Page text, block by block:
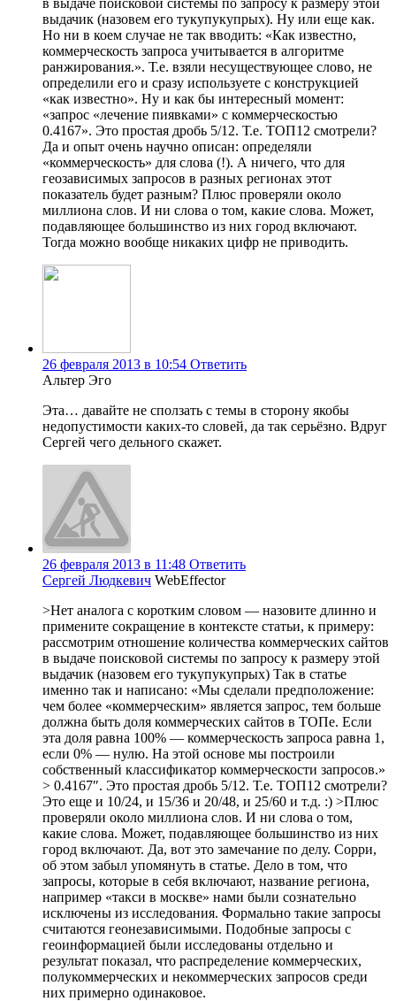
выдачик (назовем его тукупукупрых). Ну или еще как.
Но ни в коем случае не так вводить: «Как известно,
коммерческость запроса учитывается в алгоритме
ранжирования.». Т.е. взяли несуществующее слово, не
определили его и сразу используете с конструкцией
«как известно». Ну и как бы интересный момент:
«запрос «лечение пиявками» с коммерческостью
0.4167». Это простая дробь 5/12. Т.е. ТОП12 смотрели?
Да и опыт очень научно описан: определяли
«коммерческость» для слова (!). А ничего, что для
геозависимых запросов в разных регионах этот
показатель будет разным? Плюс проверяли около
миллиона слов. И ни слова о том, какие слова. Может,
подавляющее большинство из них город включают.
Тогда можно вообще никаких цифр не приводить.
26 февраля 2013 в 10:54 Ответить
Альтер Эго
Эта… давайте не сползать с темы в сторону якобы
недопустимости каких-то словей, да так серьёзно. Вдруг
Сергей чего дельного скажет.
26 февраля 2013 в 11:48 Ответить
Сергей Людкевич WebEffector
>Нет аналога с коротким словом — назовите длинно и
примените сокращение в контексте статьи, к примеру:
рассмотрим отношение количества коммерческих сайтов
в выдаче поисковой системы по запросу к размеру этой
выдачик (назовем его тукупукупрых) Так в статье
именно так и написано: «Мы сделали предположение:
чем более «коммерческим» является запрос, тем больше
должна быть доля коммерческих сайтов в ТОПе. Если
эта доля равна 100% — коммерческость запроса равна 1,
если 0% — нулю. На этой основе мы построили
собственный классификатор коммерческости запросов.»
> 0.4167″. Это простая дробь 5/12. Т.е. ТОП12 смотрели?
Это еще и 10/24, и 15/36 и 20/48, и 25/60 и т.д. :) >Плюс
проверяли около миллиона слов. И ни слова о том,
какие слова. Может, подавляющее большинство из них
город включают. Да, вот это замечание по делу. Сорри,
об этом забыл упомянуть в статье. Дело в том, что
запросы, которые в себя включают, название региона,
например «такси в москве» нами были сознательно
исключены из исследования. Формально такие запросы
считаются геонезависимыми. Подобные запросы с
геоинформацией были исследованы отдельно и
результат показал, что распределение коммерческих,
полукоммерческих и некоммерческих запросов среди
них примерно одинаковое.